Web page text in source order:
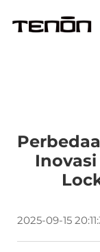
2025-09-15